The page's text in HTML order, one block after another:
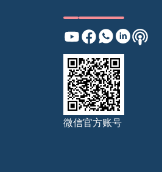
微信官方账号